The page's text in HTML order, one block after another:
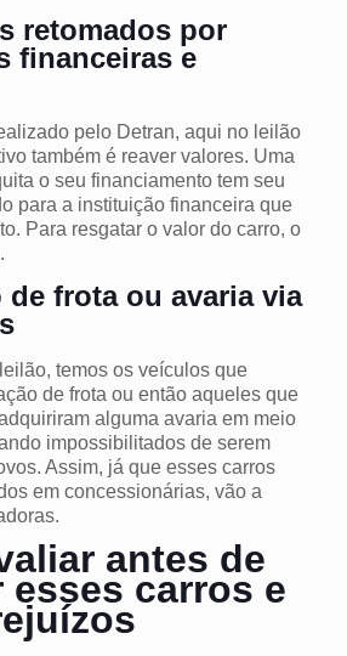
retomados por
financeiras e
pelo Detran, aqui no leilão
também é reaver valores. Uma
o seu financiamento tem seu
para a instituição financeira que
Para resgatar o valor do carro, o
de frota ou avaria via
temos os veículos que
de frota ou então aqueles que
alguma avaria em meio
impossibilitados de serem
Assim, já que esses carros
em concessionárias, vão a
antes de
esses carros e